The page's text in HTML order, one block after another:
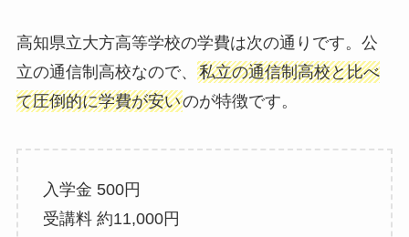
高知県立大方高等学校の学費は次の通りです。公
立の通信制高校なので、 私立の通信制高校と比べ
て圧倒的に学費が安いのが特徴です。
入学金 500円
受講料 約11,000円